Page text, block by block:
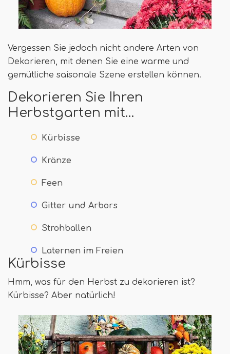
Vergessen Sie jedoch nicht andere Arten von
Dekorieren, mit denen Sie eine warme und
gemütliche saisonale Szene erstellen können.
Dekorieren Sie Ihren
Herbstgarten mit…
Kürbisse
Kränze
Feen
Gitter und Arbors
Strohballen
Laternen im Freien
Kürbisse
Hmm, was für den Herbst zu dekorieren ist?
Kürbisse? Aber natürlich!